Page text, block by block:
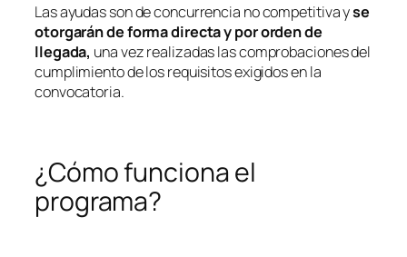
Las ayudas son de concurrencia no competitiva yse
otorgarán de forma directa y por orden de
llegada, una vez realizadas las comprobaciones del
cumplimiento de los requisitos exigidos en la
convocatoria.
¿Cómo funciona el
programa?